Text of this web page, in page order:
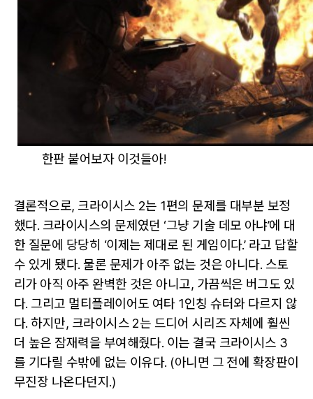
한판 붙어보자 이것들아!
결론적으로, 크라이시스 2는 1편의 문제를 대부분 보정
했다. 크라이시스의 문제였던 ‘그냥 기술 데모 아냐’에 대
한 질문에 당당히 ‘이제는 제대로 된 게임이다.’ 라고 답할
수 있게 됐다. 물론 문제가 아주 없는 것은 아니다. 스토
리가 아직 아주 완벽한 것은 아니고, 가끔씩은 버그도 있
다. 그리고 멀티플레이어도 여타 1인칭 슈터와 다르지 않
다. 하지만, 크라이시스 2는 드디어 시리즈 자체에 훨씬
더 높은 잠재력을 부여해줬다. 이는 결국 크라이시스 3
를 기다릴 수밖에 없는 이유다. (아니면 그 전에 확장판이
무진장 나온다던지.)